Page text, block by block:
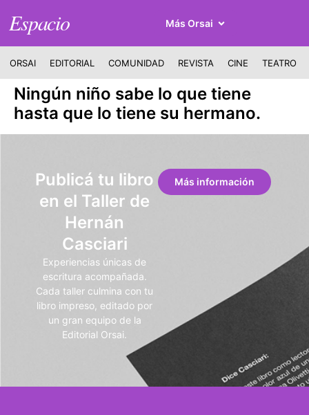
Espacio Más Orsai
ORSAI EDITORIAL COMUNIDAD REVISTA CINE TEATRO
Ningún niño sabe lo que tiene
hasta que lo tiene su hermano.
Publicá tu libro
en el Taller de
Hernán
Casciari
Experiencias únicas de
escritura acompañada.
Cada taller culmina con tu
libro impreso, editado por
un gran equipo de la
Editorial Orsai.
Más información